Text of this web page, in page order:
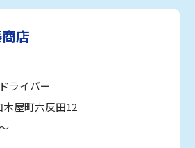
店
ライバー
屋町六反田12